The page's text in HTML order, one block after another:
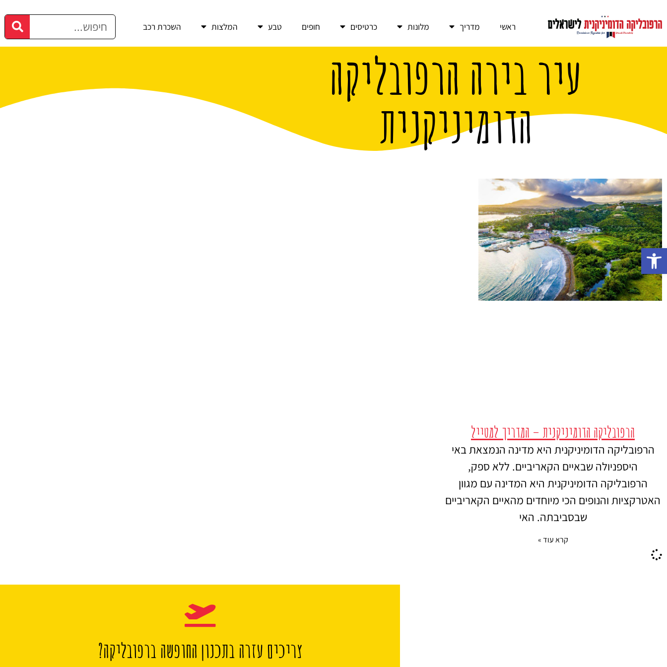
ראשי מדריך מלונות כרטיסים חופים טבע המלצות השכרת רכב
עיר בירה הרפובליקה
הדומיניקנית
הרפובליקה הדומיניקנית – המדריך למטייל
הרפובליקה הדומיניקנית היא מדינה הנמצאת באי
היספניולה שבאיים הקאריביים. ללא ספק,
הרפובליקה הדומיניקנית היא המדינה עם מגוון
האטרקציות והנופים הכי מיוחדים מהאיים הקאריביים
שבסביבתה. האי
קרא עוד »
צריכים עזרה בתכנון החופשה ברפובליקה?
פתח סרגל נגישות